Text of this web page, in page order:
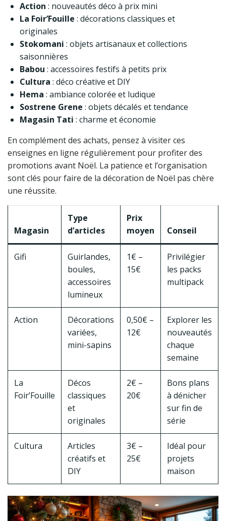
Action : nouveautés déco à prix mini
La Foir’Fouille : décorations classiques et
originales
Stokomani : objets artisanaux et collections
saisonnières
Babou : accessoires festifs à petits prix
Cultura : déco créative et DIY
Hema : ambiance colorée et ludique
Sostrene Grene : objets décalés et tendance
Magasin Tati : charme et économie
En complément des achats, pensez à visiter ces
enseignes en ligne régulièrement pour profiter des
promotions avant Noël. La patience et l’organisation
sont clés pour faire de la décoration de Noël pas chère
une réussite.
Magasin
Type
d’articles
Prix
moyen
Conseil
Gifi
Guirlandes,
boules,
accessoires
lumineux
1€ –
15€
Privilégier
les packs
multipack
Action
Décorations
variées,
mini-sapins
0,50€ –
12€
Explorer les
nouveautés
chaque
semaine
La
Foir’Fouille
Décos
classiques
et
originales
2€ –
20€
Bons plans
à dénicher
sur fin de
série
Cultura
Articles
créatifs et
DIY
3€ –
25€
Idéal pour
projets
maison